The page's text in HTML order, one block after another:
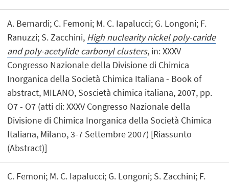
A. Bernardi; C. Femoni; M. C. Iapalucci; G. Longoni; F.
Ranuzzi; S. Zacchini, High nuclearity nickel poly-caride
and poly-acetylide carbonyl clusters, in: XXXV
Congresso Nazionale della Divisione di Chimica
Inorganica della Società Chimica Italiana - Book of
abstract, MILANO, Soscietà chimica italiana, 2007, pp.
O7 - O7 (atti di: XXXV Congresso Nazionale della
Divisione di Chimica Inorganica della Società Chimica
Italiana, Milano, 3-7 Settembre 2007) [Riassunto
(Abstract)]
C. Femoni; M. C. Iapalucci; G. Longoni; S. Zacchini; F.